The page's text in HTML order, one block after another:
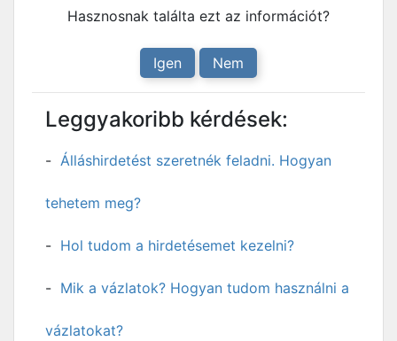
Hasznosnak találta ezt az információt?
Igen Nem
Leggyakoribb kérdések:
Álláshirdetést szeretnék feladni. Hogyan
tehetem meg?
Hol tudom a hirdetésemet kezelni?
Mik a vázlatok? Hogyan tudom használni a
vázlatokat?